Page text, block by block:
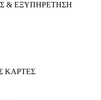
& ΕΞΥΠΗΡΕΤΗΣΗ
ΚΑΡΤΕΣ